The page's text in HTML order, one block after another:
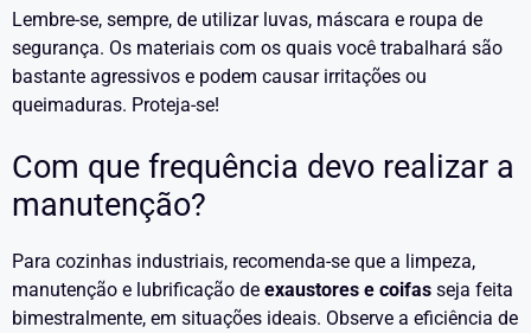
Lembre-se, sempre, de utilizar luvas, máscara e roupa de
segurança. Os materiais com os quais você trabalhará são
bastante agressivos e podem causar irritações ou
queimaduras. Proteja-se!
Com que frequência devo realizar a
manutenção?
Para cozinhas industriais, recomenda-se que a limpeza,
manutenção e lubrificação de exaustores e coifas seja feita
bimestralmente, em situações ideais. Observe a eficiência de